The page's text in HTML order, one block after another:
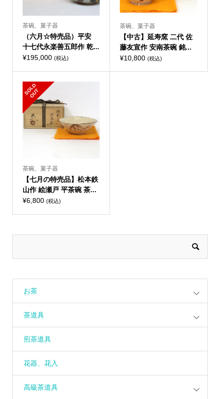
茶碗、菓子器
（六月☆特売品）平安
十七代永楽善五郎作 乾...
¥195,000 (税込)
茶碗、菓子器
【中古】延寿窯 二代 佐
藤友宣作 安南茶碗 銘...
¥10,800 (税込)
S
O
L
D
O
U
T
茶碗、菓子器
【七月の特売品】松本鉄
山作 絵瀬戸 平茶碗 茶...
¥6,800 (税込)
お茶
茶道具
煎茶道具
花器、花入
高級茶道具